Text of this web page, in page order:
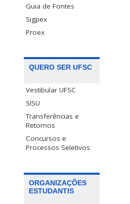
Guia de Fontes
Sigpex
Proex
QUERO SER UFSC
Vestibular UFSC
SISU
Transferências e
Retornos
Concursos e
Processos Seletivos
ORGANIZAÇÕES
ESTUDANTIS